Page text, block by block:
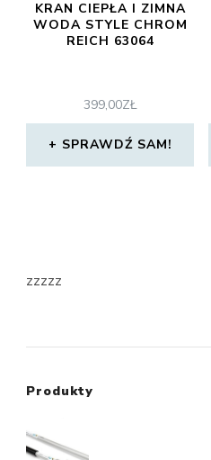
KRAN CIEPŁA I ZIMNA
WODA STYLE CHROM
REICH 63064
399,00ZŁ
SPRAWDŹ SAM!
zzzzz
Produkty